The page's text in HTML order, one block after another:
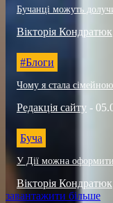
Бучанці можуть
Вікторія Кондратюк
#Блоги
Чому я стала
Редакція сайту -
Буча
У Дії можна
Вікторія Кондратюк
завантажити більше